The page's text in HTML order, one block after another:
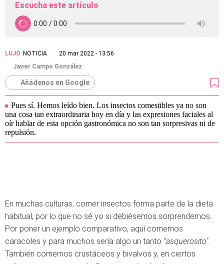
Escucha este artículo
LUJO NOTICIA
20 mar 2022 - 13:56
Javier Campo González
Añádenos en Google
Pues sí. Hemos leído bien. Los insectos comestibles ya no son
una cosa tan extraordinaria hoy en día y las expresiones faciales al
oír hablar de esta opción gastronómica no son tan sorpresivas ni de
repulsión.
En muchas culturas, comer insectos forma parte de la dieta
habitual, por lo que no sé yo si debiésemos sorprendernos.
Por poner un ejemplo comparativo, aquí comemos
caracoles y para muchos sería algo un tanto "asquerosito".
También comemos crustáceos y bivalvos y, en ciertos